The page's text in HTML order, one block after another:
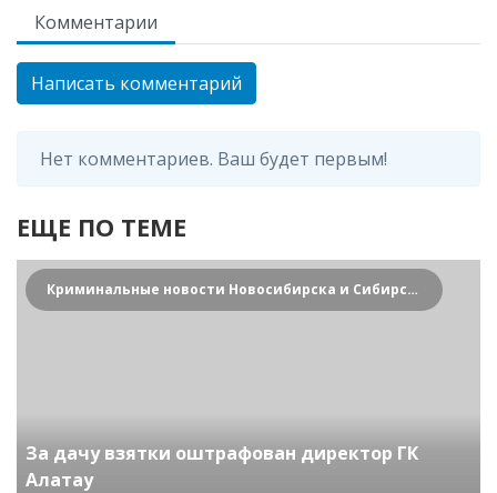
Комментарии
Написать комментарий
Нет комментариев. Ваш будет первым!
ЕЩЕ ПО ТЕМЕ
Криминальные новости Новосибирска и Сибирского региона
За дачу взятки оштрафован директор ГК
Алатау